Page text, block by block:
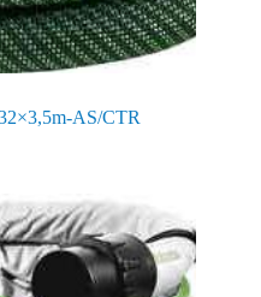
AS/CTR